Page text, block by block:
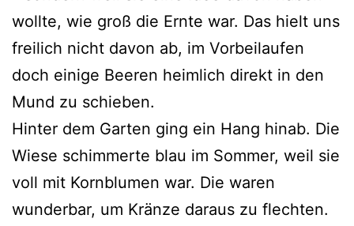
wollte, wie groß die Ernte war. Das hielt uns
freilich nicht davon ab, im Vorbeilaufen
doch einige Beeren heimlich direkt in den
Mund zu schieben.
Hinter dem Garten ging ein Hang hinab. Die
Wiese schimmerte blau im Sommer, weil sie
voll mit Kornblumen war. Die waren
wunderbar, um Kränze daraus zu flechten.